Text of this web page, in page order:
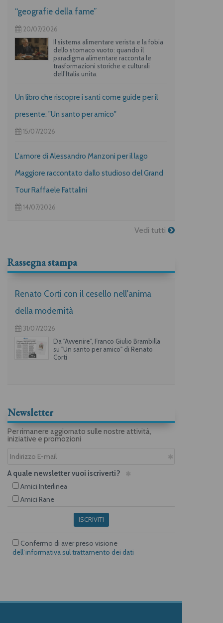
“geografie della fame”
20/07/2026
Il sistema alimentare verista e la fobia
dello stomaco vuoto: quando il
paradigma alimentare racconta le
trasformazioni storiche e culturali
dell’Italia unita.
Un libro che riscopre i santi come guide per il
presente: "Un santo per amico"
15/07/2026
L'amore di Alessandro Manzoni per il lago
Maggiore raccontato dallo studioso del Grand
Tour Raffaele Fattalini
14/07/2026
Vedi tutti
Rassegna stampa
Renato Corti con il cesello nell'anima
della modernità
31/07/2026
Da "Avvenire", Franco Giulio Brambilla
su "Un santo per amico" di Renato
Corti
Newsletter
Per rimanere aggiornato sulle nostre attività,
iniziative e promozioni
A quale newsletter vuoi iscriverti?
Amici Interlinea
Amici Rane
ISCRIVITI
Confermo di aver preso visione
dell’informativa sul trattamento dei dati